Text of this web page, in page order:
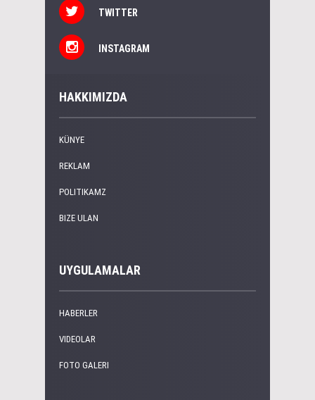
TWITTER
INSTAGRAM
HAKKIMIZDA
KÜNYE
REKLAM
POLITIKAMZ
BIZE ULAN
UYGULAMALAR
HABERLER
VIDEOLAR
FOTO GALERI